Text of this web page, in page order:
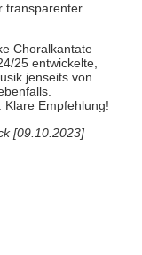
transparenter
Choralkantate
25 entwickelte,
jenseits von
Klare Empfehlung!
[09.10.2023]